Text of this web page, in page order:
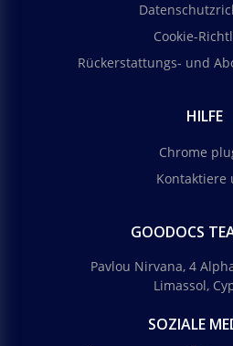
Cookie-
Rückerstattungs- und
HILFE
Chrome
Kontaktiere
GOODOCS
Pavlou Nirvana, 4
Limassol,
SOZIALE